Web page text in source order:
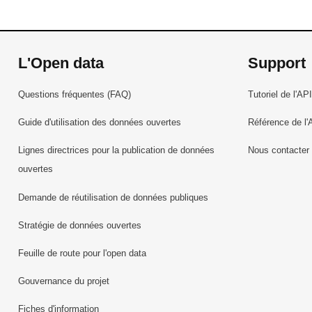
L'Open data
Questions fréquentes (FAQ)
Guide d'utilisation des données ouvertes
Lignes directrices pour la publication de données
ouvertes
Demande de réutilisation de données publiques
Stratégie de données ouvertes
Feuille de route pour l'open data
Gouvernance du projet
Fiches d'information
Support
Tutoriel de l'API
Référence de
Nous contacter